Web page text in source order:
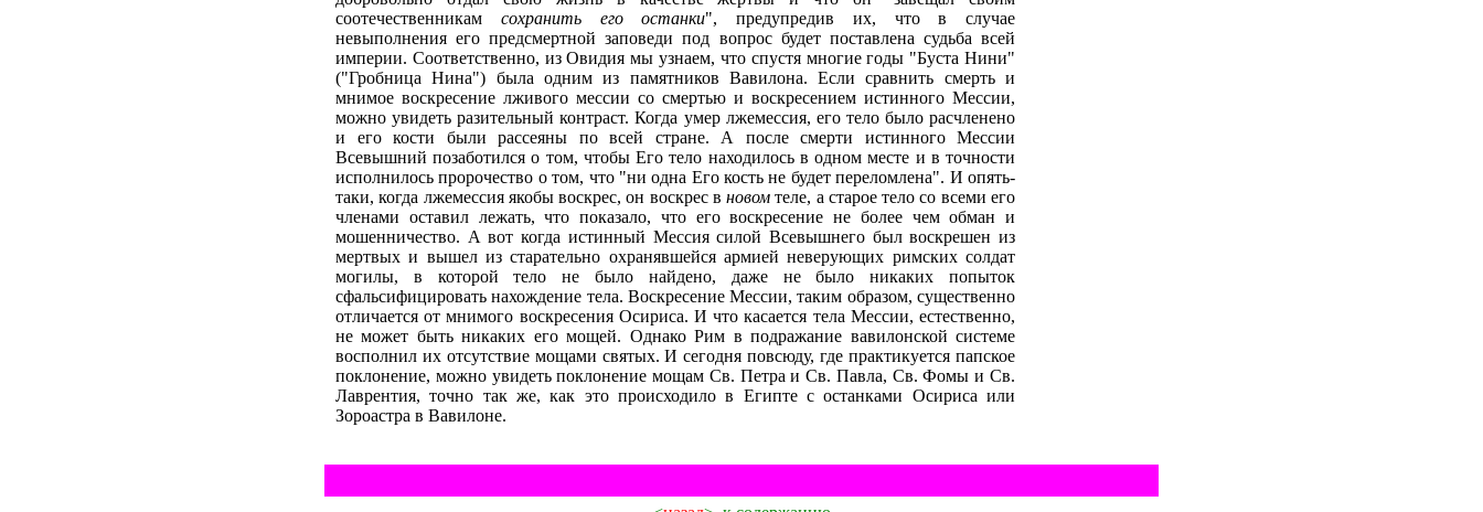
соотечественникам сохранить его останки", предупредив их, что в случае
невыполнения его предсмертной заповеди под вопрос будет поставлена судьба всей
империи. Соответственно, из Овидия мы узнаем, что спустя многие годы "Буста Нини"
("Гробница Нина") была одним из памятников Вавилона. Если сравнить смерть и
мнимое воскресение лживого мессии со смертью и воскресением истинного Мессии,
можно увидеть разительный контраст. Когда умер лжемессия, его тело было расчленено
и его кости были рассеяны по всей стране. А после смерти истинного Мессии
Всевышний позаботился о том, чтобы Его тело находилось в одном месте и в точности
исполнилось пророчество о том, что "ни одна Его кость не будет переломлена". И опять-
таки, когда лжемессия якобы воскрес, он воскрес вновом теле, а старое тело со всеми его
членами оставил лежать, что показало, что его воскресение не более чем обман и
мошенничество. А вот когда истинный Мессия силой Всевышнего был воскрешен из
мертвых и вышел из старательно охранявшейся армией неверующих римских солдат
могилы, в которой тело не было найдено, даже не было никаких попыток
сфальсифицировать нахождение тела. Воскресение Мессии, таким образом, существенно
отличается от мнимого воскресения Осириса. И что касается тела Мессии, естественно,
не может быть никаких его мощей. Однако Рим в подражание вавилонской системе
восполнил их отсутствие мощами святых. И сегодня повсюду, где практикуется папское
поклонение, можно увидеть поклонение мощам Св. Петра и Св. Павла, Св. Фомы и Св.
Лаврентия, точно так же, как это происходило в Египте с останками Осириса или
Зороастра в Вавилоне.